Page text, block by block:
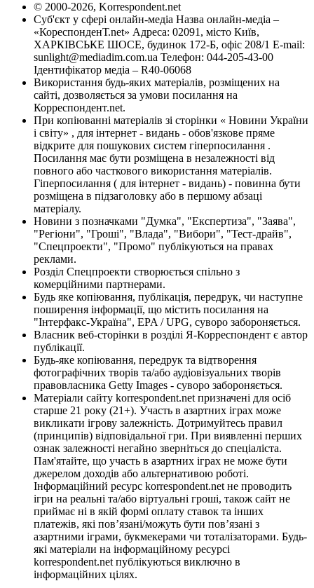
© 2000-2026, Korrespondent.net
Суб'єкт у сфері онлайн-медіа Назва онлайн-медіа –
«КореспонденТ.net» Адреса: 02091, місто Київ,
ХАРКІВСЬКЕ ШОСЕ, будинок 172-Б, офіс 208/1 E-mail:
sunlight@mediadim.com.ua Телефон: 044-205-43-00
Ідентифікатор медіа – R40-06068
Використання будь-яких матеріалів, розміщених на
сайті, дозволяється за умови посилання на
Корреспондент.net.
При копіюванні матеріалів зі сторінки « Новини України
і світу» , для інтернет - видань - обов'язкове пряме
відкрите для пошукових систем гіперпосилання .
Посилання має бути розміщена в незалежності від
повного або часткового використання матеріалів.
Гіперпосилання ( для інтернет - видань) - повинна бути
розміщена в підзаголовку або в першому абзаці
матеріалу.
Новини з позначками "Думка", "Експертиза", "Заява",
"Регіони", "Гроші", "Влада", "Вибори", "Тест-драйв",
"Спецпроекти", "Промо" публікуються на правах
реклами.
Розділ Спецпроекти створюється спільно з
комерційними партнерами.
Будь яке копіювання, публікація, передрук, чи наступне
поширення інформації, що містить посилання на
"Інтерфакс-Україна", EPA / UPG, суворо забороняється.
Власник веб-сторінки в розділі Я-Корреспондент є автор
публікації.
Будь-яке копіювання, передрук та відтворення
фотографічних творів та/або аудіовізуальних творів
правовласника Getty Images - суворо забороняється.
Матеріали сайту korrespondent.net призначені для осіб
старше 21 року (21+). Участь в азартних іграх може
викликати ігрову залежність. Дотримуйтесь правил
(принципів) відповідальної гри. При виявленні перших
ознак залежності негайно зверніться до спеціаліста.
Пам'ятайте, що участь в азартних іграх не може бути
джерелом доходів або альтернативою роботі.
Інформаційний ресурс korrespondent.net не проводить
ігри на реальні та/або віртуальні гроші, також сайт не
приймає ні в якій формі оплату ставок та інших
платежів, які пов’язані/можуть бути пов’язані з
азартними іграми, букмекерами чи тоталізаторами. Будь-
які матеріали на інформаційному ресурсі
korrespondent.net публікуються виключно в
інформаційних цілях.